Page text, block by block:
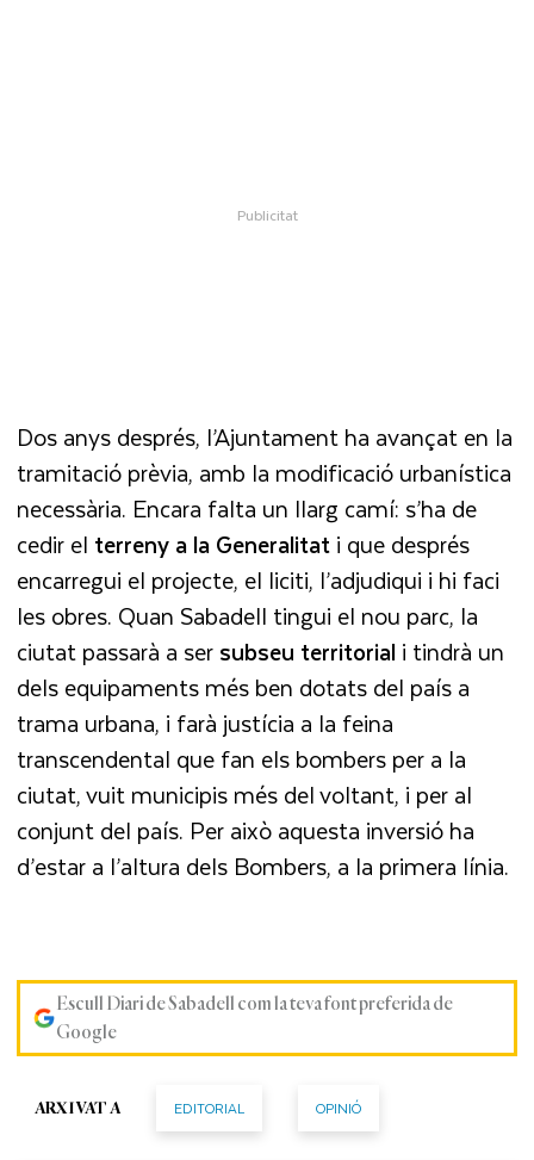
Dos anys després, l’Ajuntament ha avançat en la
tramitació prèvia, amb la modificació urbanística
necessària. Encara falta un llarg camí: s’ha de
cedir el terreny a la Generalitati que després
encarregui el projecte, el liciti, l’adjudiqui i hi faci
les obres. Quan Sabadell tingui el nou parc, la
ciutat passarà a sersubseu territoriali tindrà un
dels equipaments més ben dotats del país a
trama urbana, i farà justícia a la feina
transcendental que fan els bombers per a la
ciutat, vuit municipis més del voltant, i per al
conjunt del país. Per això aquesta inversió ha
d’estar a l’altura dels Bombers, a la primera línia.
Escull Diari de Sabadell com la teva font preferida de
Google
ARXIVAT A EDITORIAL OPINIÓ